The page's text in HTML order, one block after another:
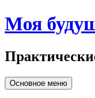
Перейти
к
Моя
Основное меню